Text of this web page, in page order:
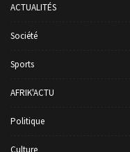
ACTUALITÉS
Société
Sports
AFRIK'ACTU
Politique
Culture